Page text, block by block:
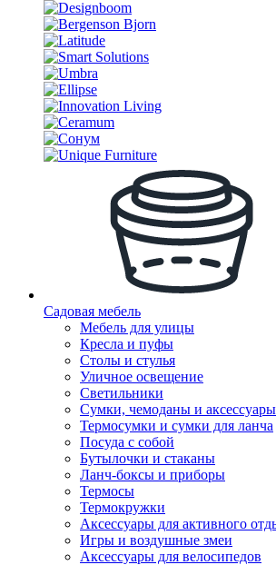
Садовая мебель
Мебель для улицы
Кресла и пуфы
Столы и стулья
Уличное освещение
Светильники
Сумки, чемоданы и аксессуары
Термосумки и сумки для ланча
Посуда с собой
Бутылочки и стаканы
Ланч-боксы и приборы
Термосы
Термокружки
Аксессуары для активного
Игры и воздушные змеи
Аксессуары для велосипедов